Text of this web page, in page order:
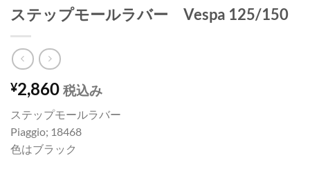
ステップモールラバー Vespa 125/150
¥2,860 税込み
ステップモールラバー
Piaggio; 18468
色はブラック